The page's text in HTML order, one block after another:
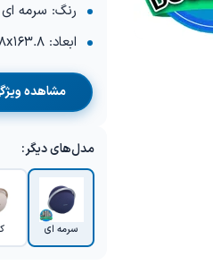
رنگ: سرمه ای
ابعاد: 312x275.8x163.8 میلی‌متر
مشاهده
مدل‌های دیگر:
سرمه ای